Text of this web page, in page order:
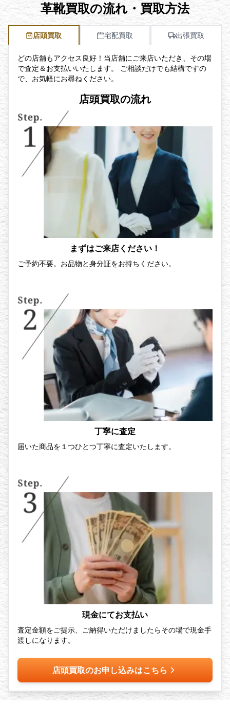
革靴買取の流れ・買取方法
店頭買取 宅配買取 出張買取
どの店舗もアクセス良好！当店舗にご来店いただき、その場
で査定＆お支払いいたします。 ご相談だけでも結構ですの
で、お気軽にお尋ねください。
店頭買取の流れ
まずはご来店ください！
ご予約不要。お品物と身分証をお持ちください。
丁寧に査定
届いた商品を１つひとつ丁寧に査定いたします。
現金にてお支払い
査定金額をご提示、ご納得いただけましたらその場で現金手
渡しになります。
店頭買取のお申し込みはこちら